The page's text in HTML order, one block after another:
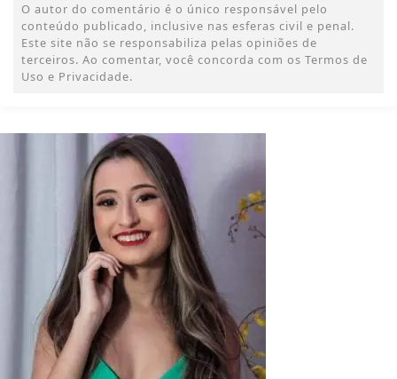
O autor do comentário é o único responsável pelo
conteúdo publicado, inclusive nas esferas civil e penal.
Este site não se responsabiliza pelas opiniões de
terceiros. Ao comentar, você concorda com os Termos de
Uso e Privacidade.